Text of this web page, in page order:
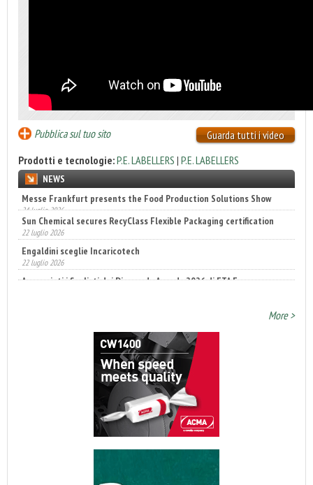
Pubblica sul tuo sito
Guarda tutti i video
Prodotti e tecnologie:P.E. LABELLERS | P.E. LABELLERS
NEWS
Sun Chemical secures RecyClass Flexible Packaging certification
22 luglio 2026
Engaldini sceglie Incaricotech
22 luglio 2026
Annunciati i finalisti dei Diamonds Awards 2026 di FTA Europe
14 luglio 2026
More >